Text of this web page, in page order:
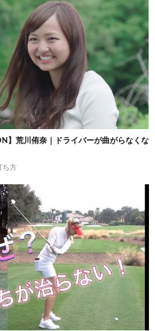
】荒川侑奈｜ドライバーが曲がらなくな
ち方